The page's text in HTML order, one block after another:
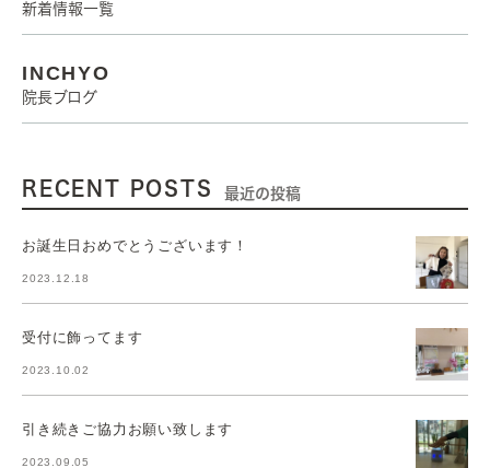
新着情報一覧
INCHYO
院長ブログ
RECENT POSTS 最近の投稿
お誕生日おめでとうございます！
2023.12.18
受付に飾ってます
2023.10.02
引き続きご協力お願い致します
2023.09.05